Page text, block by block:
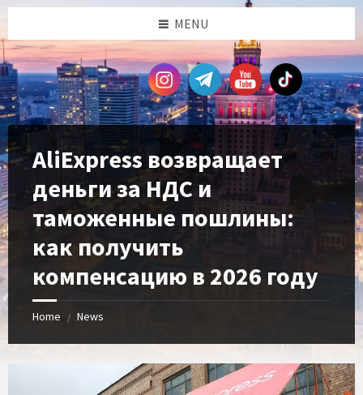
sidebar
sidebar
MENU
AliExpress возвращает
деньги за НДС и
таможенные пошлины:
как получить
компенсацию в 2026 году
Home / News